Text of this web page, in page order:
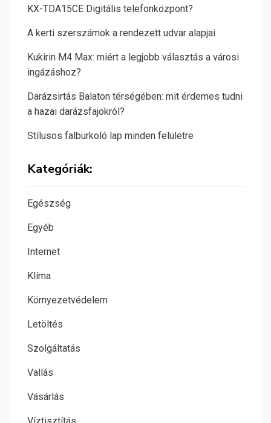
KX-TDA15CE Digitális telefonközpont?
A kerti szerszámok a rendezett udvar alapjai
Kukirin M4 Max: miért a legjobb választás a városi
ingázáshoz?
Darázsirtás Balaton térségében: mit érdemes tudni
a hazai darázsfajokról?
Stílusos falburkoló lap minden felületre
Kategóriák:
Egészség
Egyéb
Internet
Klíma
Környezetvédelem
Letöltés
Szolgáltatás
Vallás
Vásárlás